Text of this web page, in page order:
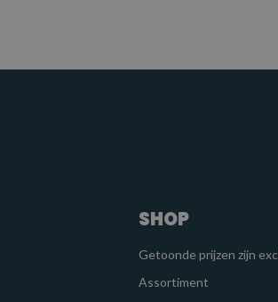
SHOP
Getoonde prijzen zijn
Assortiment